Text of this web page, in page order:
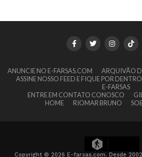
ANUNCIE NO E-FARSAS.COM ARQUIVÃO
ASSINE NOSSO FEED E FIQUE POR
E-FARSAS
ENTRE EM CONTATO CONOSCO
HOME
RIOMAR BRUNO
Copyright © 2026 E-farsas.com. Desde